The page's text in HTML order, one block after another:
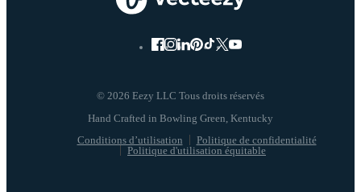
© 2026 Eezy LLC Tous droits réservés
Conditions d’utilisation
Politique de confidentialité
Politique d'utilisation équitable